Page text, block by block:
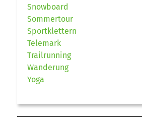
Snowboard
Sommertour
Sportklettern
Telemark
Trailrunning
Wanderung
Yoga